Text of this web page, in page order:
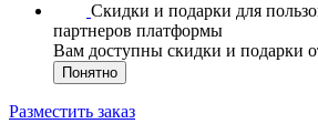
Скидки и подарки для
партнеров платформы
Вам доступны скидки и подарки
Понятно
Разместить заказ